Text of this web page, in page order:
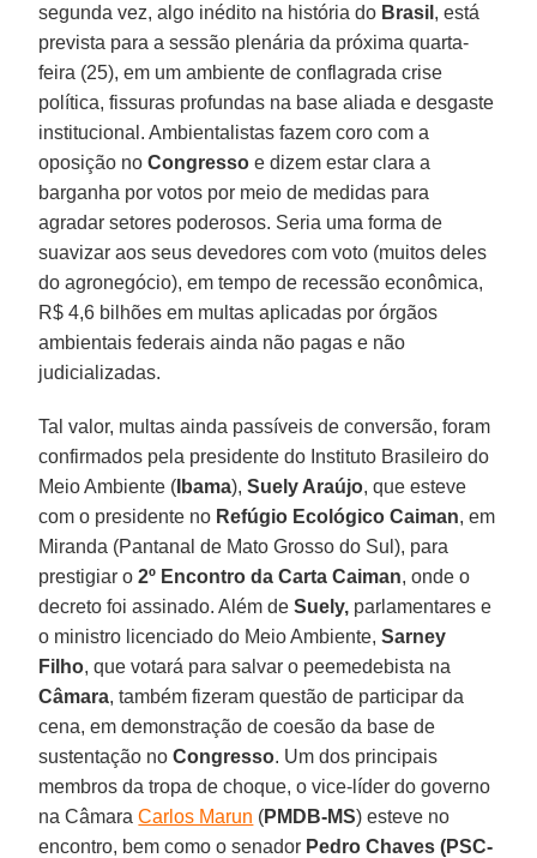
segunda vez, algo inédito na história do Brasil , está
prevista para a sessão plenária da próxima quarta-
feira (25), em um ambiente de conflagrada crise
política, fissuras profundas na base aliada e desgaste
institucional. Ambientalistas fazem coro com a
oposição noCongresso e dizem estar clara a
barganha por votos por meio de medidas para
agradar setores poderosos. Seria uma forma de
suavizar aos seus devedores com voto (muitos deles
do agronegócio), em tempo de recessão econômica,
R$ 4,6 bilhões em multas aplicadas por órgãos
ambientais federais ainda não pagas e não
judicializadas.
Tal valor, multas ainda passíveis de conversão, foram
confirmados pela presidente do Instituto Brasileiro do
Meio Ambiente ( Ibama), Suely Araújo, que esteve
com o presidente no Refúgio Ecológico Caiman, em
Miranda (Pantanal de Mato Grosso do Sul), para
prestigiar o2º Encontro da Carta Caiman, onde o
decreto foi assinado. Além deSuely, parlamentares e
o ministro licenciado do Meio Ambiente,Sarney
Filho, que votará para salvar o peemedebista na
Câmara, também fizeram questão de participar da
cena, em demonstração de coesão da base de
sustentação noCongresso. Um dos principais
membros da tropa de choque, o vice-líder do governo
na CâmaraCarlos Marun (PMDB-MS) esteve no
encontro, bem como o senador Pedro Chaves (PSC-